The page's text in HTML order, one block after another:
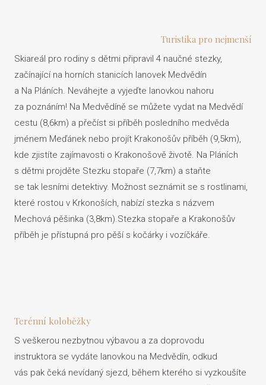
Turistika pro nejmenší
Skiareál pro rodiny s dětmi připravil 4 naučné stezky,
začínající na horních stanicích lanovek Medvědín
a Na Pláních. Neváhejte a vyjeďte lanovkou nahoru
za poznáním! Na Medvědíně se můžete vydat na Medvědí
cestu (8,6km) a přečíst si příběh posledního medvěda
jménem Meďánek nebo projít Krakonošův příběh (9,5km),
kde zjistíte zajímavosti o Krakonošově životě. Na Pláních
s dětmi projděte Stezku stopaře (7,7km) a staňte
se tak lesními detektivy. Možnost seznámit se s rostlinami,
které rostou v Krkonoších, nabízí stezka s názvem
Mechová pěšinka (3,8km).Stezka stopaře a Krakonošův
příběh je přístupná pro pěší s kočárky i vozíčkáře.
Terénní koloběžky
S veškerou nezbytnou výbavou a za doprovodu
instruktora se vydáte lanovkou na Medvědín, odkud
vás pak čeká nevídaný sjezd, během kterého si vyzkoušíte